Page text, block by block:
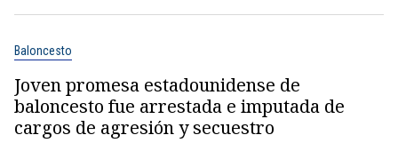
Baloncesto
Joven promesa estadounidense de
baloncesto fue arrestada e imputada de
cargos de agresión y secuestro